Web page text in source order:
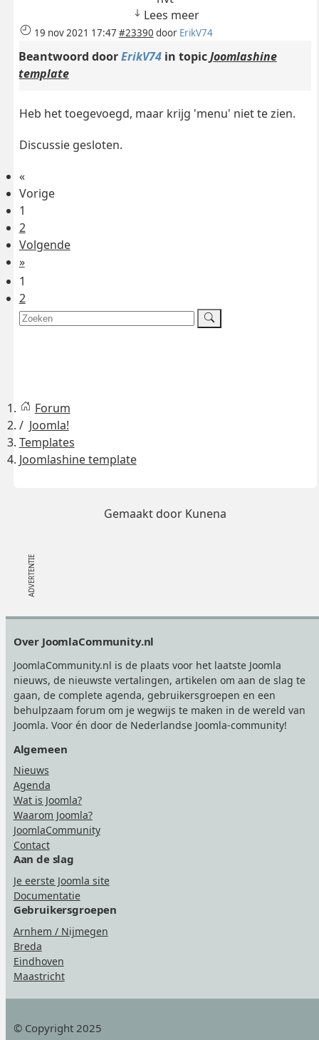
Lees meer
19 nov 2021 17:47 #23390 door ErikV74
Beantwoord doorErikV74in topicJoomlashine
template
Heb het toegevoegd, maar krijg 'menu' niet te zien.
Discussie gesloten.
«
Vorige
1
2
Volgende
»
1
2
Forum
Joomla!
Templates
Joomlashine template
Gemaakt door Kunena
Over JoomlaCommunity.nl
JoomlaCommunity.nl is de plaats voor het laatste Joomla
nieuws, de nieuwste vertalingen, artikelen om aan de slag te
gaan, de complete agenda, gebruikersgroepen en een
behulpzaam forum om je wegwijs te maken in de wereld van
Joomla. Voor én door de Nederlandse Joomla-community!
Algemeen
Nieuws
Agenda
Wat is Joomla?
Waarom Joomla?
JoomlaCommunity
Contact
Aan de slag
Je eerste Joomla site
Documentatie
Gebruikersgroepen
Arnhem / Nijmegen
Breda
Eindhoven
Maastricht
© Copyright 2025